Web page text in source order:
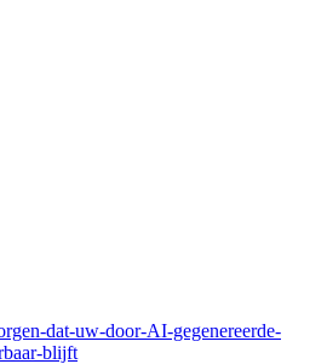
dat-uw-door-AI-gegenereerde-
blijft